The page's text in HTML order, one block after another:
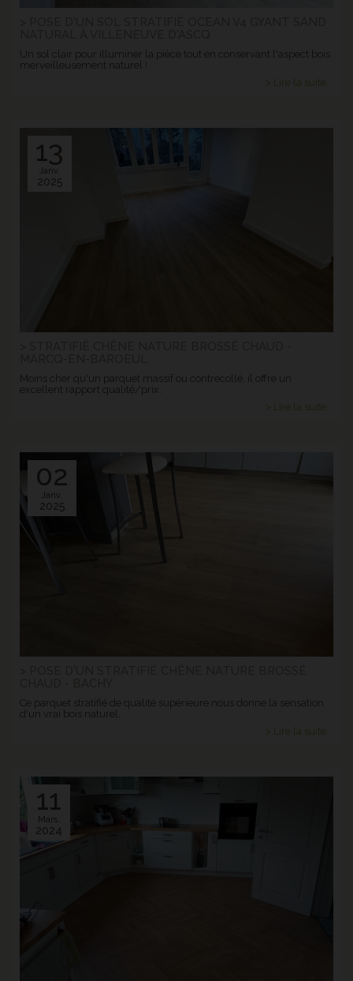
Un sol clair pour illuminer la pièce tout en conservant l'aspect bois
merveilleusement naturel !
> Lire la suite...
13
Janv.
2025
Moins cher qu'un parquet massif ou contrecollé, il offre un
excellent rapport qualité/prix.
> Lire la suite...
02
Janv.
2025
Ce parquet stratifié de qualité supérieure nous donne la sensation
d'un vrai bois naturel.
> Lire la suite...
11
Mars.
2024